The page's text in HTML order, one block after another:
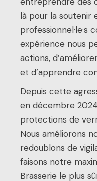
là pour la soutenir
professionnel·le·s
expérience nous
actions,
et d’apprendre
Depuis cette
en décembre
protections de
Nous améliorons
redoublons de
faisons notre
Brasserie le plus